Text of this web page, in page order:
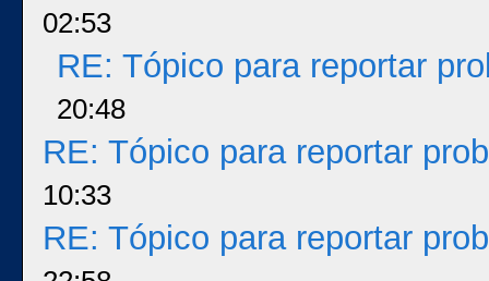
02:53
RE: Tópico para reportar
20:48
RE: Tópico para reportar
10:33
RE: Tópico para reportar